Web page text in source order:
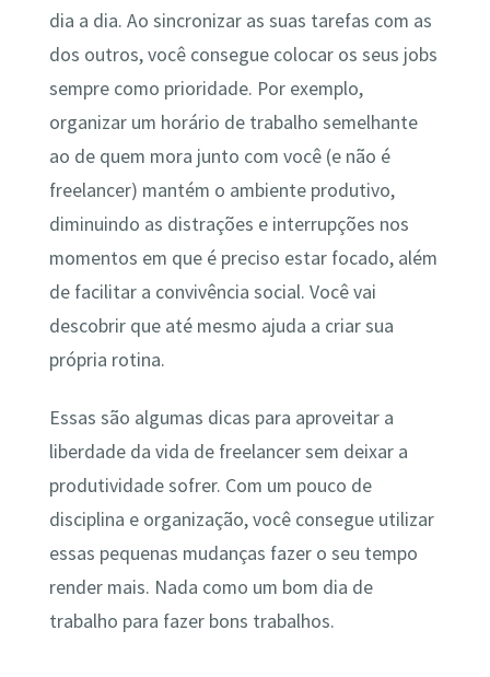
dia a dia. Ao sincronizar as suas tarefas com as
dos outros, você consegue colocar os seus jobs
sempre como prioridade. Por exemplo,
organizar um horário de trabalho semelhante
ao de quem mora junto com você (e não é
freelancer) mantém o ambiente produtivo,
diminuindo as distrações e interrupções nos
momentos em que é preciso estar focado, além
de facilitar a convivência social. Você vai
descobrir que até mesmo ajuda a criar sua
própria rotina.
Essas são algumas dicas para aproveitar a
liberdade da vida de freelancer sem deixar a
produtividade sofrer. Com um pouco de
disciplina e organização, você consegue utilizar
essas pequenas mudanças fazer o seu tempo
render mais. Nada como um bom dia de
trabalho para fazer bons trabalhos.